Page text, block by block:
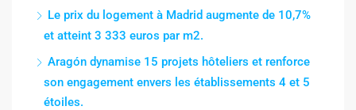
Le prix du logement à Madrid augmente de 10,7%
et atteint 3 333 euros par m2.
Aragón dynamise 15 projets hôteliers et renforce
son engagement envers les établissements 4 et 5
étoiles.